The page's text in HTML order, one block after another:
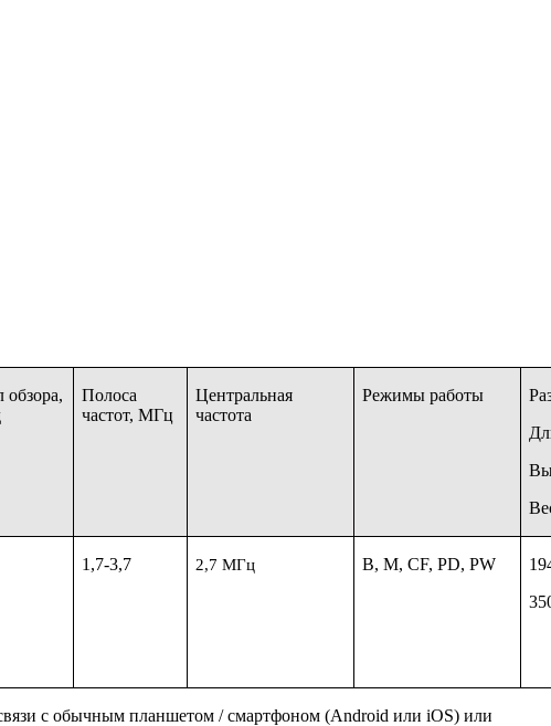
обзора,
Полоса
частот, МГц
Центральная
частота
Режимы работы
1,7-3,7 2,7 МГц B, M, CF, PD, PW
с обычным планшетом / смартфоном (Android или iOS) или